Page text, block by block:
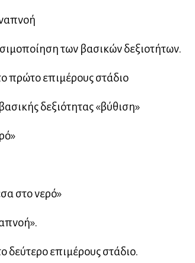
των βασικών δεξιοτήτων.
πρώτο επιμέρους στάδιο
δεξιότητας «βύθιση»
στο νερό»
δεύτερο επιμέρους στάδιο.